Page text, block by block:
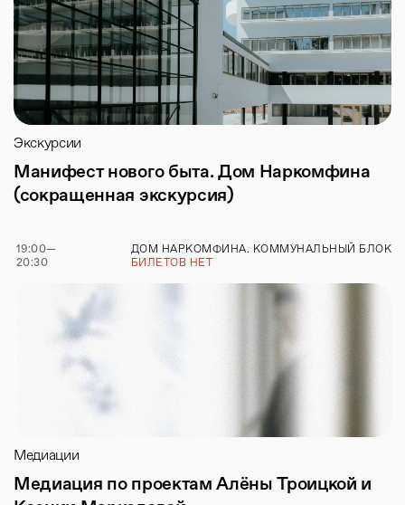
Экскурсии
Манифест нового быта. Дом Наркомфина
(сокращенная экскурсия)
19:00—
20:30
ДОМ НАРКОМФИНА. КОММУНАЛЬНЫЙ БЛОК
БИЛЕТОВ НЕТ
Медиации
Медиация по проектам Алёны Троицкой и